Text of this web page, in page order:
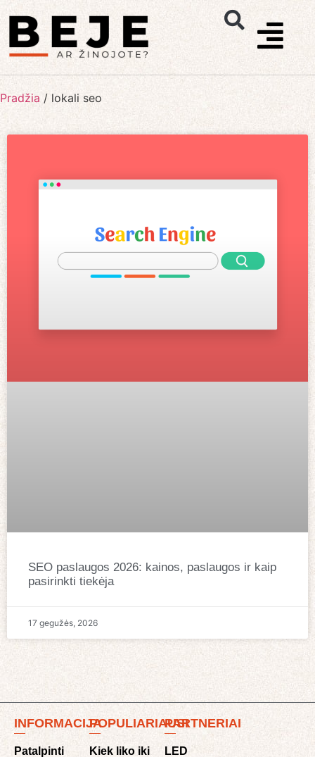
Pradžia / lokali seo
SEO paslaugos 2026: kainos, paslaugos ir kaip
pasirinkti tiekėja
17 gegužės, 2026
INFORMACIJA
Patalpinti
POPULIARIAUSI
Kiek liko iki
PARTNERIAI
LED